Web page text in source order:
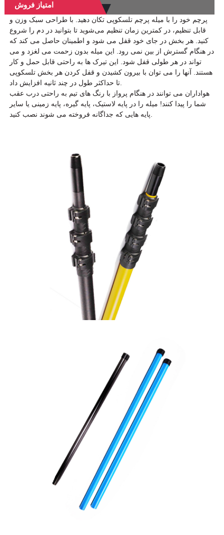
امتیاز فروش
پرچم خود را با میله پرچم تلسکوپی تکان دهید. با طراحی سبک وزن و
قابل تنظیم، در کمترین زمان تنظیم می‌شوید تا بتوانید در دم را شروع
کنید. هر بخش در جای خود قفل می شود و اطمینان حاصل می کند که
در هنگام گسترش از بین نمی رود. این میله بدون زحمت می لغزد و می
تواند در هر طولی قفل شود. این تیرک ها به راحتی قابل حمل و کار
هستند. آنها را می توان با بیرون کشیدن و قفل کردن هر بخش تلسکوپی
تا حداکثر طول در چند ثانیه افزایش داد.
هواداران می توانند در هنگام پرواز با رنگ های تیم به راحتی درب عقب
شما را پیدا کنند! میله را در پایه لاستیک، پایه گیره، پایه زمینی یا سایر